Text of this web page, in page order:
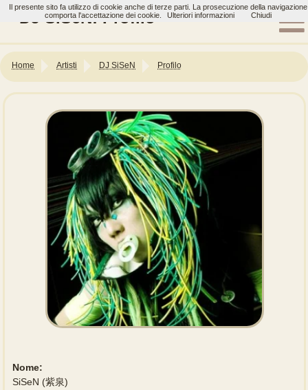
DJ SiSeN: Profilo
Home Artisti DJ SiSeN Profilo
Nome:
SiSeN (紫泉)
Il presente sito fa utilizzo di cookie anche di terze parti. La prosecuzione della navigazione
comporta l'accettazione dei cookie.
Ulteriori informazioni Chiudi